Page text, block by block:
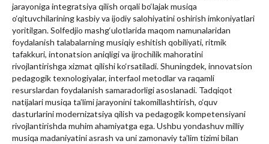
jarayoniga integratsiya qilish orqali bo‘lajak musiqa
o‘qituvchilarining kasbiy va ijodiy salohiyatini oshirish imkoniyatlari
yoritilgan. Solfedjio mashg‘ulotlarida maqom namunalaridan
foydalanish talabalarning musiqiy eshitish qobiliyati, ritmik
tafakkuri, intonatsion aniqligi va ijrochilik mahoratini
rivojlantirishga xizmat qilishi ko‘rsatiladi. Shuningdek, innovatsion
pedagogik texnologiyalar, interfaol metodlar va raqamli
resurslardan foydalanish samaradorligi asoslanadi. Tadqiqot
natijalari musiqa ta’limi jarayonini takomillashtirish, o‘quv
dasturlarini modernizatsiya qilish va pedagogik kompetensiyani
rivojlantirishda muhim ahamiyatga ega. Ushbu yondashuv milliy
musiqa madaniyatini asrash va uni zamonaviy ta’lim tizimi bilan